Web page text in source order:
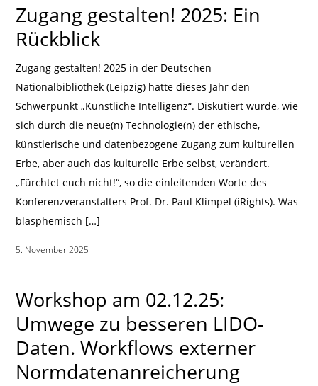
Zugang gestalten! 2025: Ein
Rückblick
Zugang gestalten! 2025 in der Deutschen
Nationalbibliothek (Leipzig) hatte dieses Jahr den
Schwerpunkt „Künstliche Intelligenz“. Diskutiert wurde, wie
sich durch die neue(n) Technologie(n) der ethische,
künstlerische und datenbezogene Zugang zum kulturellen
Erbe, aber auch das kulturelle Erbe selbst, verändert.
„Fürchtet euch nicht!“, so die einleitenden Worte des
Konferenzveranstalters Prof. Dr. Paul Klimpel (iRights). Was
blasphemisch […]
5. November 2025
Workshop am 02.12.25:
Umwege zu besseren LIDO-
Daten. Workflows externer
Normdatenanreicherung